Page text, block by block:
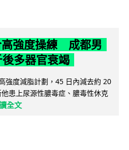
高強度操練 成都男
多器官衰竭
強度減脂計劃，45 日內減去約 20
患上尿源性膿毒症、膿毒性休克
全文